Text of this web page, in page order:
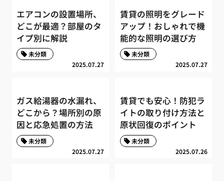
エアコンの設置場所、
どこが最適？部屋のタ
イプ別に解説
2025.07.27
未分類
賃貸の照明をグレード
アップ！おしゃれで機
能的な照明の選び方
2025.07.27
未分類
ガス給湯器の水漏れ、
どこから？場所別の原
因と応急処置の方法
2025.07.27
未分類
賃貸でも安心！防犯ラ
イトの取り付け方法と
原状回復のポイント
2025.07.26
未分類